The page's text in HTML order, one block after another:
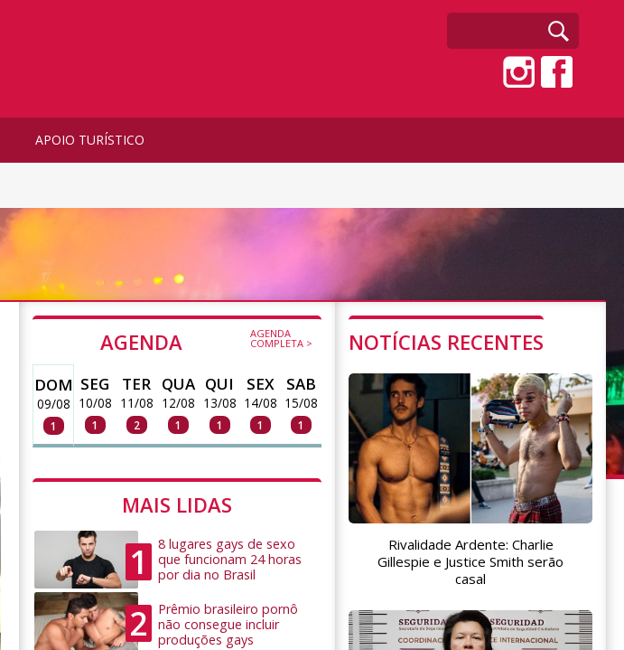
APOIO TURÍSTICO
AGENDA AGENDA
COMPLETA >
DOM
09/08
1
SEG
10/08
1
TER
11/08
2
QUA
12/08
1
QUI
13/08
1
SEX
14/08
1
SAB
15/08
1
MAIS LIDAS
1
8 lugares gays de sexo
que funcionam 24 horas
por dia no Brasil
2
Prêmio brasileiro pornô
não consegue incluir
produções gays
NOTÍCIAS RECENTES
Rivalidade Ardente: Charlie
Gillespie e Justice Smith serão
casal